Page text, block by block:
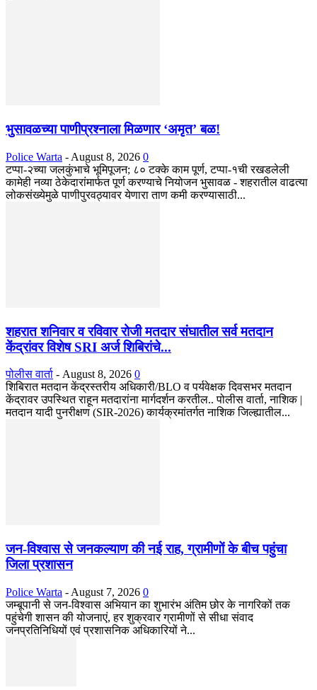
भुसावळच्या पाणीप्रश्नाला मिळणार ‘अमृत’ बळ!
Police Warta - August 8, 2026 0
टप्पा-२च्या जलकुंभाचे भूमिपूजन; ८० टक्के काम पूर्ण, टप्पा-१ची रखडलेली
कामेही नव्या ठेकेदारांमार्फत पूर्ण करण्याचे नियोजन भुसावळ - शहरातील वाढत्या
लोकसंख्येमुळे पाणीपुरवठ्यावर येणारा ताण कमी करण्यासाठी...
शहरात शनिवार व रविवार रोजी मतदार संघातील सर्व मतदान
केंद्रांवर विशेष SRI अर्ज शिबिरांचे...
पोलीस वार्ता - August 8, 2026 0
शिबिरात मतदान केंद्रस्तरीय अधिकारी/BLO व पर्यवेक्षक दिवसभर मतदान
केंद्रावर उपस्थित राहून मतदारांना मार्गदर्शन करतील.. पोलीस वार्ता, नाशिक |
मतदान यादी पुनरीक्षण (SIR-2026) कार्यक्रमांतर्गत नाशिक जिल्ह्यातील...
जन-विश्वास से जनकल्याण की नई राह, ग्रामीणों के बीच पहुंचा
जिला प्रशासन
Police Warta - August 7, 2026 0
जम्बूपानी से जन-विश्वास अभियान का शुभारंभ अंतिम छोर के नागरिकों तक
पहुंचेगी शासन की योजनाएं, हर शुक्रवार ग्रामीणों से सीधा संवाद
जनप्रतिनिधियों एवं प्रशासनिक अधिकारियों ने...